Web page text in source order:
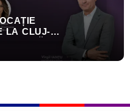
LA CLUJ-
ARE UN NOU
FEMININ